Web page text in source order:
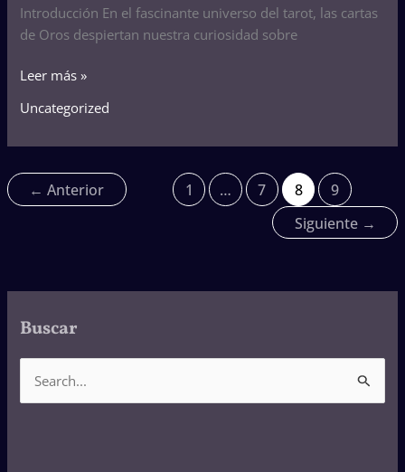
Introducción En el fascinante universo del tarot, las cartas
de Oros despiertan nuestra curiosidad sobre
Leer más »
Uncategorized
← Anterior 1 … 7 8
9
Siguiente →
Buscar
u